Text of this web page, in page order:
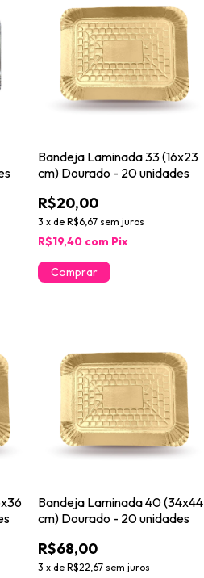
Bandeja Laminada 33 (16x23
cm) Dourado - 20 unidades
R$20,00
3 x de R$6,67 sem juros
R$19,40 com Pix
Bandeja Laminada 40 (34x44
cm) Dourado - 20 unidades
R$68,00
3 x de R$22,67 sem juros